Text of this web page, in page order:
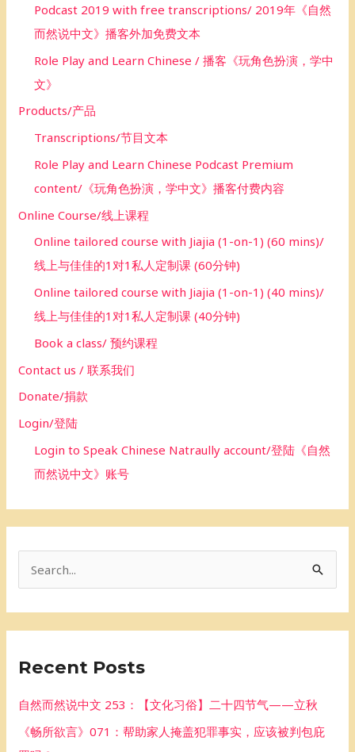
Podcast 2019 with free transcriptions/ 2019年《自然
而然说中文》播客外加免费文本
Role Play and Learn Chinese / 播客《玩角色扮演，学中
文》
Products/产品
Transcriptions/节目文本
Role Play and Learn Chinese Podcast Premium
content/《玩角色扮演，学中文》播客付费内容
Online Course/线上课程
Online tailored course with Jiajia (1-on-1) (60 mins)/
线上与佳佳的1对1私人定制课 (60分钟)
Online tailored course with Jiajia (1-on-1) (40 mins)/
线上与佳佳的1对1私人定制课 (40分钟)
Book a class/ 预约课程
Contact us / 联系我们
Donate/捐款
Login/登陆
Login to Speak Chinese Natraully account/登陆《自然
而然说中文》账号
c
f
Recent Posts
自然而然说中文 253：【文化习俗】二十四节气——立秋
《畅所欲言》071：帮助家人掩盖犯罪事实，应该被判包庇